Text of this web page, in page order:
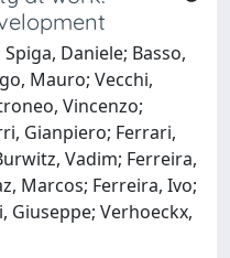
Daniele; Basso,
Mauro; Vecchi,
Vincenzo;
Gianpiero; Ferrari,
Vadim; Ferreira,
Marcos; Ferreira, Ivo;
Giuseppe; Verhoeckx,